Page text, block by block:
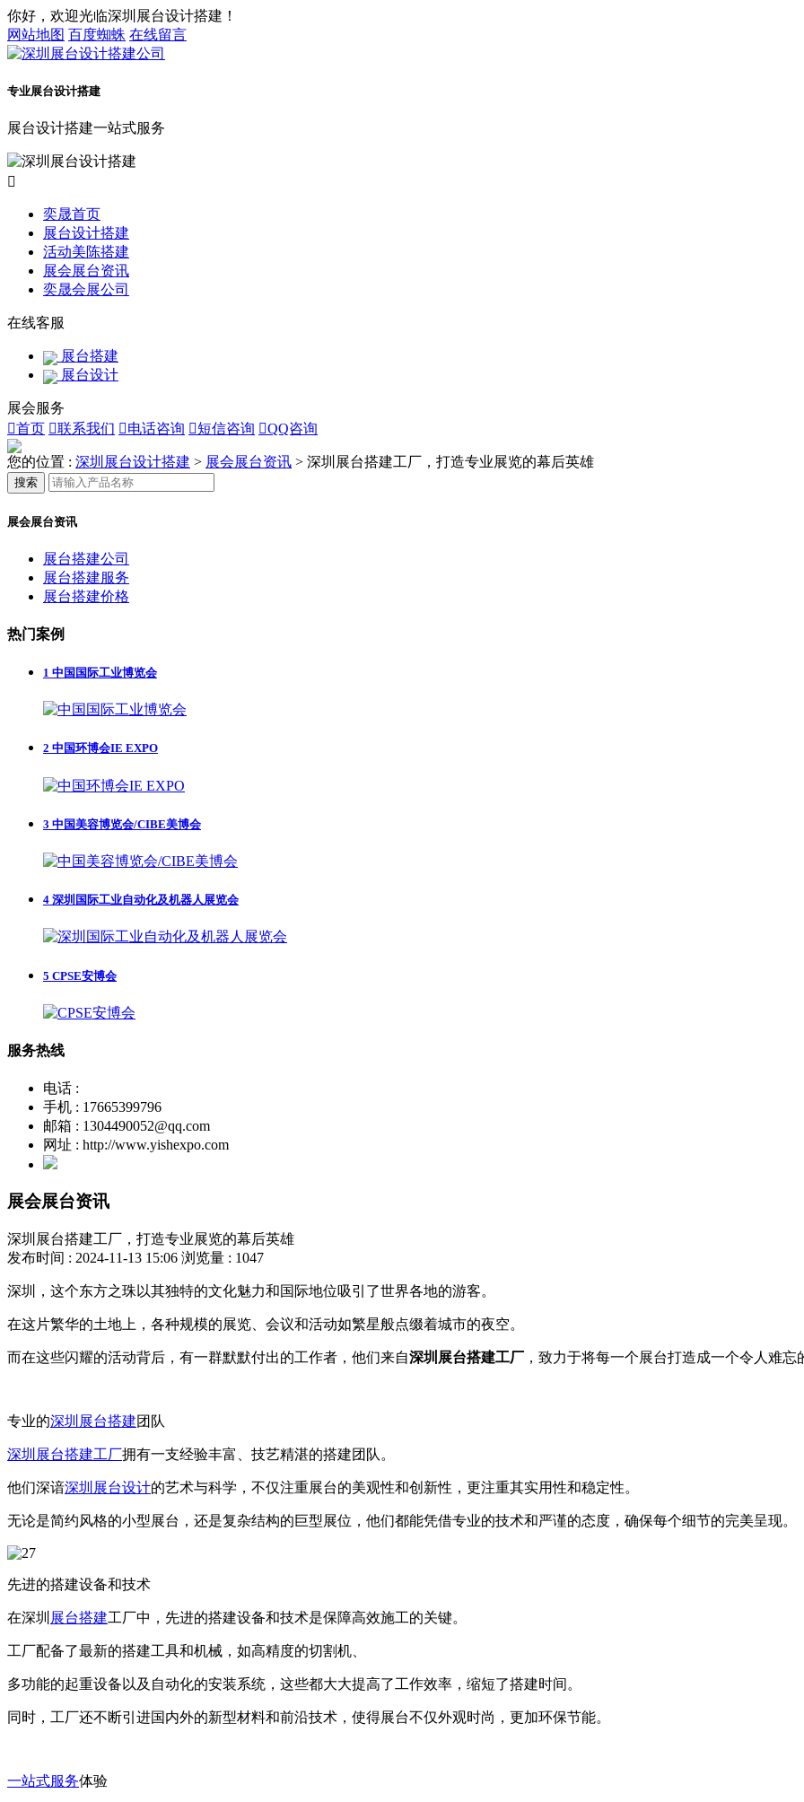
你好，欢迎光临深圳展台设计搭建！
网站地图 百度蜘蛛 在线留言
专业展台设计搭建
展台设计搭建一站式服务

奕晟首页
展台设计搭建
活动美陈搭建
展会展台资讯
奕晟会展公司
在线客服
展台搭建
展台设计
展会服务
首页 联系我们 电话咨询 短信咨询 QQ咨询
您的位置 : 深圳展台设计搭建 > 展会展台资讯 > 深圳展台搭建工厂，打造专业展览的幕后英雄
搜索
展会展台资讯
展台搭建公司
展台搭建服务
展台搭建价格
热门案例
1 中国国际工业博览会
2 中国环博会IE EXPO
3 中国美容博览会/CIBE美博会
4 深圳国际工业自动化及机器人展览会
5 CPSE安博会
服务热线
电话 :
手机 : 17665399796
邮箱 : 1304490052@qq.com
网址 : http://www.yishexpo.com
展会展台资讯
深圳展台搭建工厂，打造专业展览的幕后英雄
发布时间 : 2024-11-13 15:06 浏览量 : 1047
深圳，这个东方之珠以其独特的文化魅力和国际地位吸引了世界各地的游客。
在这片繁华的土地上，各种规模的展览、会议和活动如繁星般点缀着城市的夜空。
而在这些闪耀的活动背后，有一群默默付出的工作者，他们来自深圳展台搭建工厂 ，致力于将每一个展台打造成一个令人难忘
专业的深圳展台搭建团队
深圳展台搭建工厂拥有一支经验丰富、技艺精湛的搭建团队。
他们深谙深圳展台设计的艺术与科学，不仅注重展台的美观性和创新性，更注重其实用性和稳定性。
无论是简约风格的小型展台，还是复杂结构的巨型展位，他们都能凭借专业的技术和严谨的态度，确保每个细节的完美呈现。
先进的搭建设备和技术
在深圳 展台搭建工厂中，先进的搭建设备和技术是保障高效施工的关键。
工厂配备了最新的搭建工具和机械，如高精度的切割机、
多功能的起重设备以及自动化的安装系统，这些都大大提高了工作效率，缩短了搭建时间。
同时，工厂还不断引进国内外的新型材料和前沿技术，使得展台不仅外观时尚，更加环保节能。
一站式服务体验